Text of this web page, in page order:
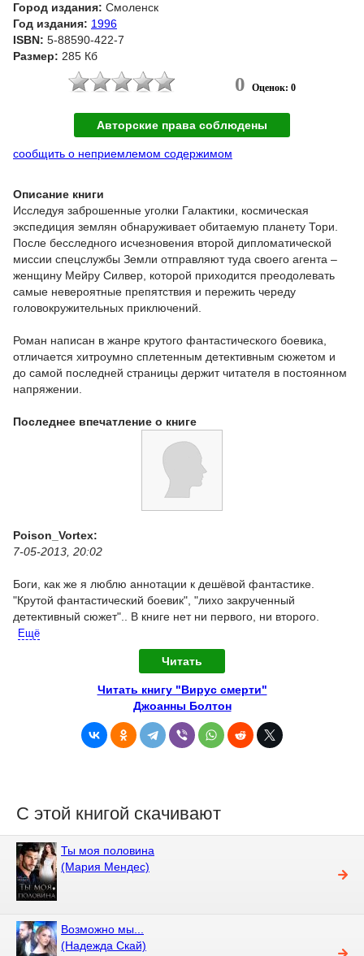
Город издания: Смоленск
Год издания: 1996
ISBN: 5-88590-422-7
Размер: 285 Кб
0 Оценок: 0
Авторские права соблюдены
сообщить о неприемлемом содержимом
Описание книги
Исследуя заброшенные уголки Галактики, космическая
экспедиция землян обнаруживает обитаемую планету Тори.
После бесследного исчезновения второй дипломатической
миссии спецслужбы Земли отправляют туда своего агента –
женщину Мейру Силвер, которой приходится преодолевать
самые невероятные препятствия и пережить череду
головокружительных приключений.
Роман написан в жанре крутого фантастического боевика,
отличается хитроумно сплетенным детективным сюжетом и
до самой последней страницы держит читателя в постоянном
напряжении.
Последнее впечатление о книге
Poison_Vortex:
7-05-2013, 20:02
Боги, как же я люблю аннотации к дешёвой фантастике.
"Крутой фантастический боевик", "лихо закрученный
детективный сюжет".. В книге нет ни первого, ни второго.
Ещё
Читать
Читать книгу "Вирус смерти"
Джоанны Болтон
С этой книгой скачивают
Ты моя половина
(Мария Мендес)
Возможно мы...
(Надежда Скай)